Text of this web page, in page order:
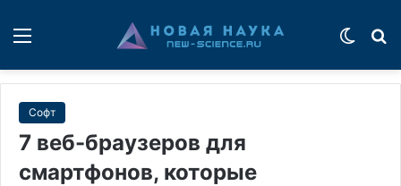
Софт
7 веб-браузеров для
смартфонов, которые